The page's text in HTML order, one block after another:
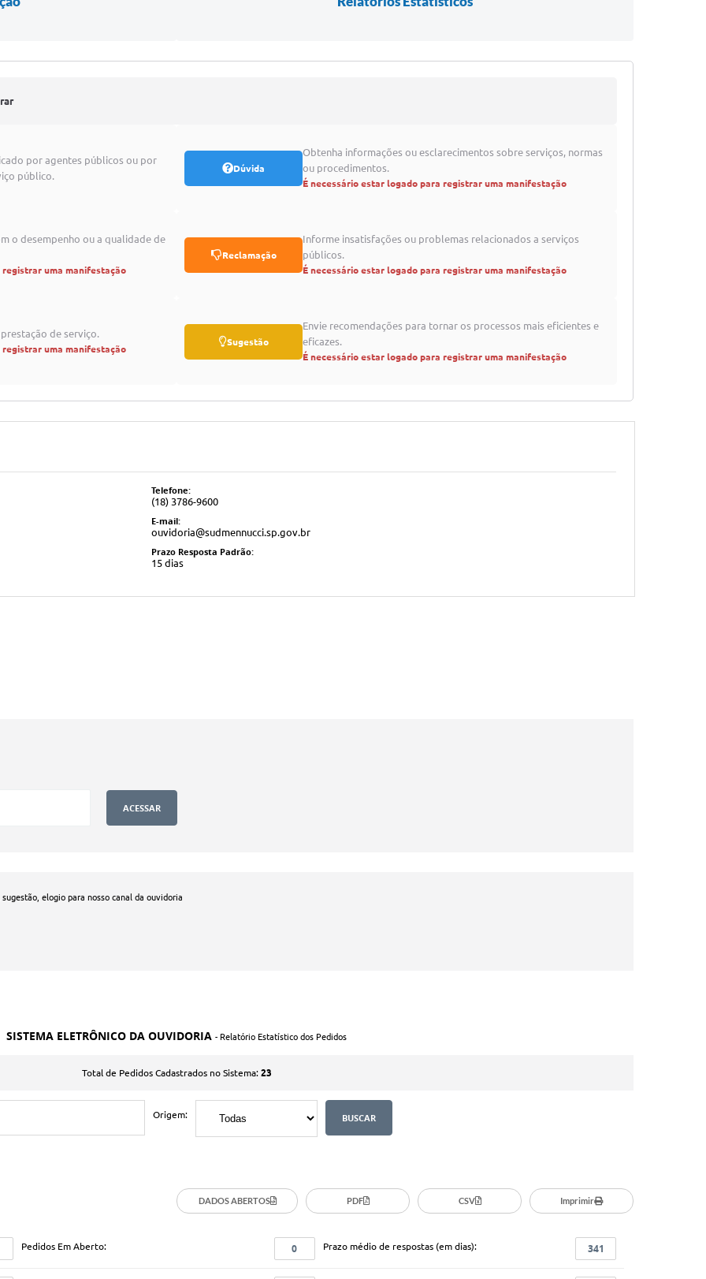
por agentes públicos ou por
público.
Dúvida
Obtenha informações ou esclarecimentos sobre serviços, normas
ou procedimentos.
É necessário estar logado para registrar uma manifestação
o desempenho ou a qualidade de
registrar uma manifestação
Reclamação
Informe insatisfações ou problemas relacionados a serviços
públicos.
É necessário estar logado para registrar uma manifestação
de serviço.
registrar uma manifestação
Sugestão
Envie recomendações para tornar os processos mais eficientes e
eficazes.
É necessário estar logado para registrar uma manifestação
Telefone:
(18) 3786-9600
E-mail:
ouvidoria@sudmennucci.sp.gov.br
Prazo Resposta Padrão:
15 dias
elogio para nosso canal da ouvidoria
SISTEMA ELETRÔNICO DA OUVIDORIA - Relatório Estatístico dos Pedidos
Total de Pedidos Cadastrados no Sistema: 23
Origem:
DADOS ABERTOS PDF CSV Imprimir
Pedidos Em Aberto: 0 Prazo médio de respostas (em dias): 341